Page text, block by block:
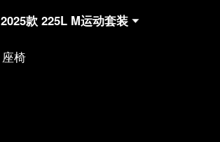
2025款 225L M运动套装
座椅